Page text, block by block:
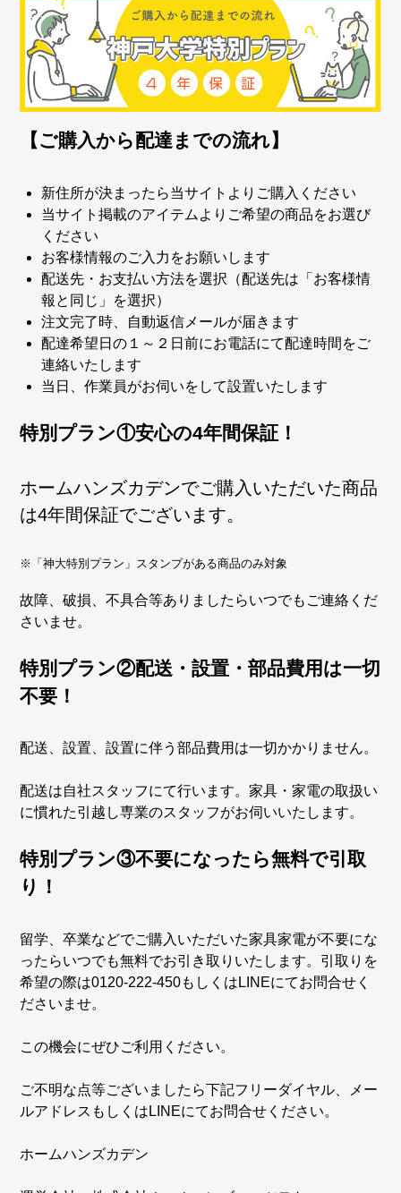
【ご購入から配達までの流れ】
新住所が決まったら当サイトよりご購入ください
当サイト掲載のアイテムよりご希望の商品をお選び
ください
お客様情報のご入力をお願いします
配送先・お支払い方法を選択（配送先は「お客様情
報と同じ」を選択）
注文完了時、自動返信メールが届きます
配達希望日の１～２日前にお電話にて配達時間をご
連絡いたします
当日、作業員がお伺いをして設置いたします
特別プラン①安心の4年間保証！
ホームハンズカデンでご購入いただいた商品
は4年間保証でございます。
※「神大特別プラン」スタンプがある商品のみ対象
故障、破損、不具合等ありましたらいつでもご連絡くだ
さいませ。
特別プラン②配送・設置・部品費用は一切
不要！
配送、設置、設置に伴う部品費用は一切かかりません。
配送は自社スタッフにて行います。家具・家電の取扱い
に慣れた引越し専業のスタッフがお伺いいたします。
特別プラン③不要になったら無料で引取
り！
留学、卒業などでご購入いただいた家具家電が不要にな
ったらいつでも無料でお引き取りいたします。引取りを
希望の際は0120-222-450もしくはLINEにてお問合せく
ださいませ。
この機会にぜひご利用ください。
ご不明な点等ございましたら下記フリーダイヤル、メー
ルアドレスもしくはLINEにてお問合せください。
ホームハンズカデン